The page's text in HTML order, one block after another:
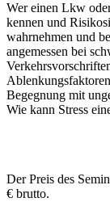
Wer einen Lkw
kennen und
wahrnehmen und
angemessen bei
Begegnung mit
Wie kann Stress
Der Preis des
€ brutto.